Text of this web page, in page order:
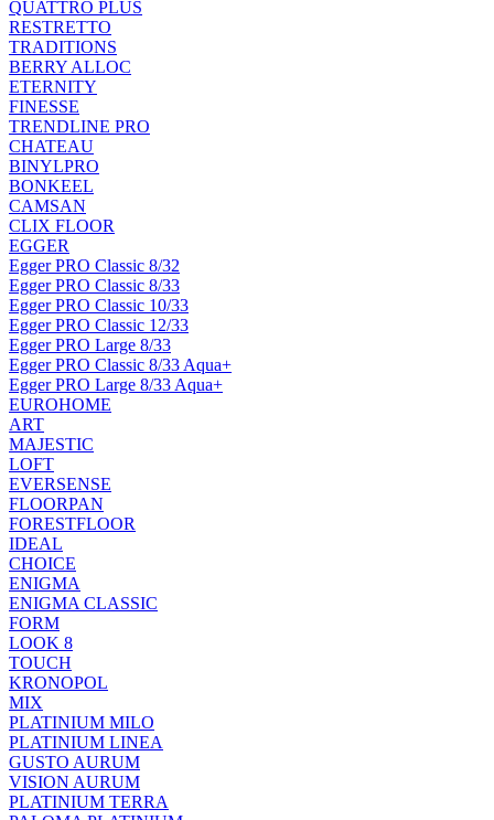
QUATTRO PLUS
RESTRETTO
TRADITIONS
BERRY ALLOC
ETERNITY
FINESSE
TRENDLINE PRO
CHATEAU
BINYLPRO
BONKEEL
CAMSAN
CLIX FLOOR
EGGER
Egger PRO Classic 8/32
Egger PRO Classic 8/33
Egger PRO Classic 10/33
Egger PRO Classic 12/33
Egger PRO Large 8/33
Egger PRO Classic 8/33 Aqua+
Egger PRO Large 8/33 Aqua+
EUROHOME
ART
MAJESTIC
LOFT
EVERSENSE
FLOORPAN
FORESTFLOOR
IDEAL
CHOICE
ENIGMA
ENIGMA CLASSIC
FORM
LOOK 8
TOUCH
KRONOPOL
MIX
PLATINIUM MILO
PLATINIUM LINEA
GUSTO AURUM
VISION AURUM
PLATINIUM TERRA